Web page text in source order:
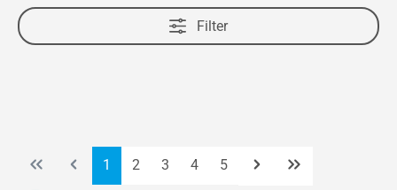
Filter
Pagina
1 Pagina
2 Pagina
3 Pagina
4 Pagina
5